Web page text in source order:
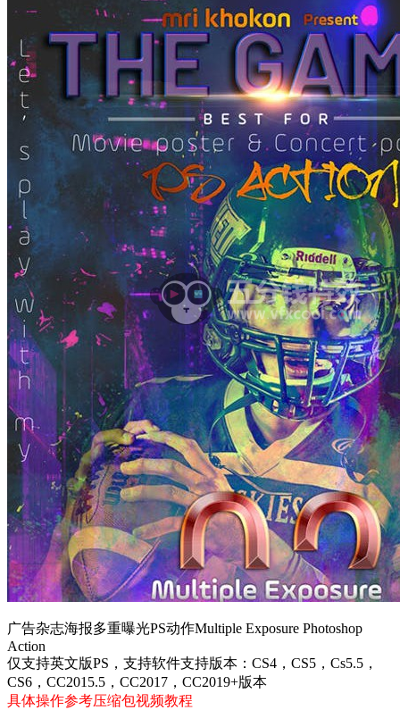
广告杂志海报多重曝光PS动作Multiple Exposure Photoshop
Action
仅支持英文版PS，支持软件支持版本：CS4，CS5，Cs5.5，
CS6，CC2015.5，CC2017，CC2019+版本
具体操作参考压缩包视频教程